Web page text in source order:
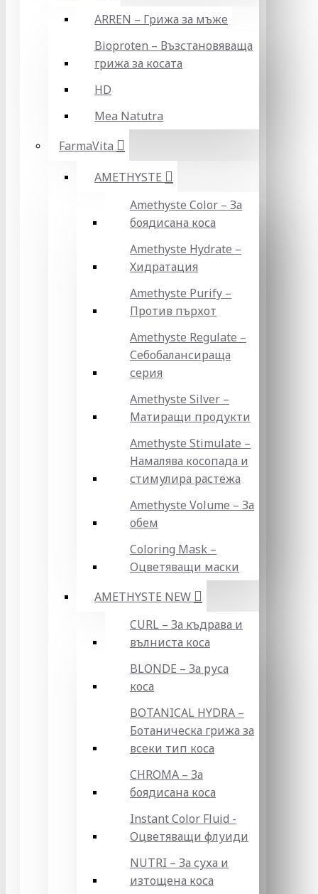
ARREN – Грижа за мъже
Bioproten – Възстановяваща
грижа за косата
HD
Mea Natutra
FarmaVita
AMETHYSTE
Amethyste Color – За
боядисана коса
Amethyste Hydrate –
Хидратация
Amethyste Purify –
Против пърхот
Amethyste Regulate –
Себобалансираща
серия
Amethyste Silver –
Матиращи продукти
Amethyste Stimulate –
Намалява косопада и
стимулира растежа
Amethyste Volume – За
обем
Coloring Mask –
Оцветяващи маски
AMETHYSTE NEW
CURL – За къдрава и
вълниста коса
BLONDE – За руса
коса
BOTANICAL HYDRA –
Ботаническа грижа за
всеки тип коса
CHROMA – За
боядисана коса
Instant Color Fluid -
Оцветяващи флуиди
NUTRI – За суха и
изтощена коса